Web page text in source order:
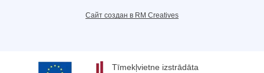
Сайт создан в RM Creatives
Tīmekļvietne izstrādāta